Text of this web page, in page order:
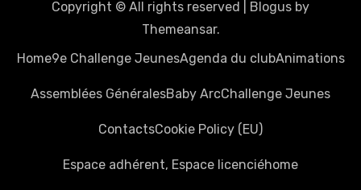
Copyright © All rights reserved Blogus by
Themeansar.
Home9e Challenge JeunesAgenda du clubAnimations
Assemblées GénéralesBaby ArcChallenge Jeunes
ContactsCookie Policy (EU)
Espace adhérent, Espace licenciéhome